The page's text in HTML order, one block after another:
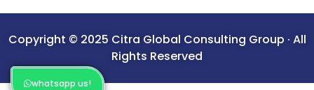
whatsapp us!
Copyright © 2025 Citra Global Consulting Group · All
Rights Reserved